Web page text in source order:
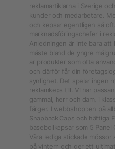
reklamartiklarna i Sverige
kunder och medarbetare.
och kepsar egentligen så
marknadsföringschefer i
Anledningen är inte bara att
måste bland de yngre
är produkter som ofta
och därför får din
synlighet. Det spelar ingen
reklamkeps till. Vi har
gammal, herr och dam, i
färger. I webbshoppen på
Snapback Caps och häftiga
basebollkepsar som 5 Panel
Våra lediga stickade
på vintern och ger ett